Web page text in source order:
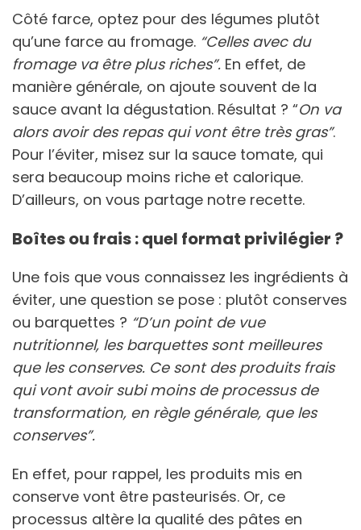
Côté farce, optez pour des légumes plutôt
qu’une farce au fromage. “Celles avec du
fromage va être plus riches”. En effet, de
manière générale, on ajoute souvent de la
sauce avant la dégustation. Résultat ? “On va
alors avoir des repas qui vont être très gras”.
Pour l’éviter, misez sur la sauce tomate, qui
sera beaucoup moins riche et calorique.
D’ailleurs, on vous partage notre recette.
Boîtes ou frais : quel format privilégier ?
Une fois que vous connaissez les ingrédients à
éviter, une question se pose : plutôt conserves
ou barquettes ? “D’un point de vue
nutritionnel, les barquettes sont meilleures
que les conserves. Ce sont des produits frais
qui vont avoir subi moins de processus de
transformation, en règle générale, que les
conserves”.
En effet, pour rappel, les produits mis en
conserve vont être pasteurisés. Or, ce
processus altère la qualité des pâtes en